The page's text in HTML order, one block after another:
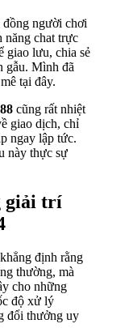
người chơi
năng chat trực
giao lưu, chia sẻ
gẫu. Mình đã
tại đây.
cũng rất nhiệt
giao dịch, chỉ
ngay lập tức.
này thực sự
giải trí
định rằng
thường, mà
cho những
độ xử lý
đổi thưởng uy